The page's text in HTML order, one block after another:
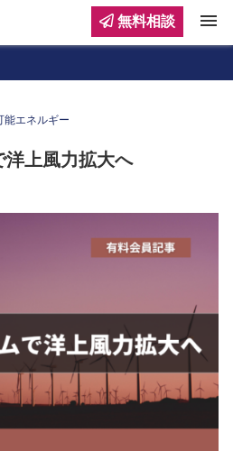
能エネルギー
洋上風力拡大へ
無料相談 menu